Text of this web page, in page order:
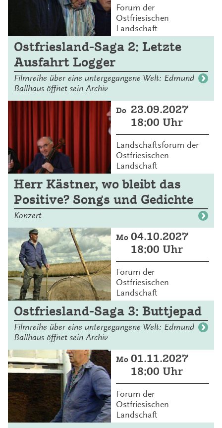
Forum der
Ostfriesischen
Landschaft
Ostfriesland-Saga 2: Letzte
Ausfahrt Logger
Filmreihe über eine untergegangene Welt: Edmund
Ballhaus öffnet sein Archiv
Do 23.09.2027
18:00 Uhr
Landschaftsforum der
Ostfriesischen
Landschaft
Herr Kästner, wo bleibt das
Positive? Songs und Gedichte
Konzert
Mo 04.10.2027
18:00 Uhr
Forum der
Ostfriesischen
Landschaft
Ostfriesland-Saga 3: Buttjepad
Filmreihe über eine untergegangene Welt: Edmund
Ballhaus öffnet sein Archiv
Mo 01.11.2027
18:00 Uhr
Forum der
Ostfriesischen
Landschaft